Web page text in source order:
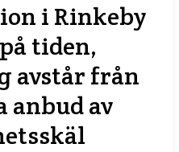
i Rinkeby
tiden,
avstår från
anbud av